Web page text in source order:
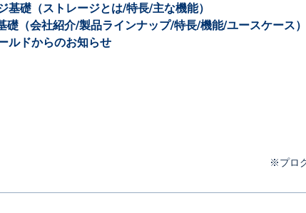
基礎（ストレージとは/特長/主な機能）
礎（会社紹介/製品ラインナップ/特長/機能/ユースケース）
ルドからのお知らせ
※プロ